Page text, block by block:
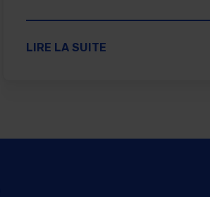
LIRE LA SUITE
SUR LA VILLE DE QUÉBEC DOIT